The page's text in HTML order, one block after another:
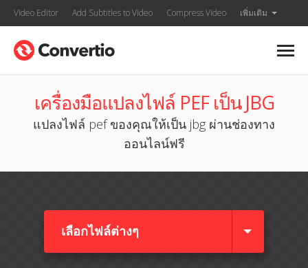
Video Editor Add Subtitles to Video Compress Video เพิ่มเติม
เครื่องมือแปลงไฟล์ PEF เป็น JBG
แปลงไฟล์ pef ของคุณให้เป็น jbg ผ่านช่องทาง
ออนไลน์ฟรี
เลือกไฟล์ต่างๆ​